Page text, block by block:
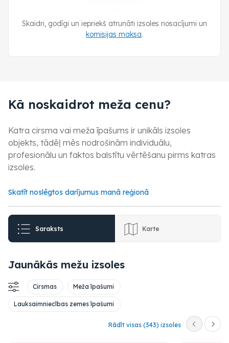
Skaidri, godīgi un iepriekš atrunāti izsoles nosacījumi un
komisijas maksa.
Kā noskaidrot meža cenu?
Katra cirsma vai meža īpašums ir unikāls izsoles
objekts, tādēļ mēs nodrošinām individuālu,
profesionālu un faktos balstītu vērtēšanu pirms katras
izsoles.
Skatīt noslēgtos darījumus manā reģionā
Saraksts Karte
Jaunākās mežu izsoles
Cirsmas Meža īpašumi
Lauksaimniecības zemes īpašumi
Rādīt visas (343) izsoles